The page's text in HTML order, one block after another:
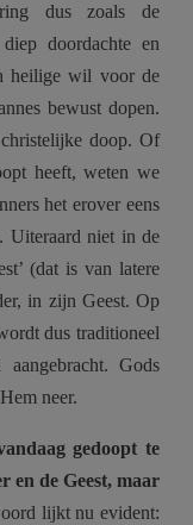
dus zoals de
doordachte en
heilige wil voor de
bewust dopen.
doop. Of
heeft, weten we
het erover eens
Uiteraard niet in de
(dat is van latere
in zijn Geest. Op
dus traditioneel
Gods
neer.
gedoopt te
en de Geest, maar
lijkt nu evident: